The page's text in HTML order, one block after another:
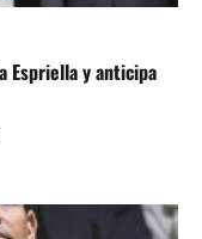
Espriella y anticipa